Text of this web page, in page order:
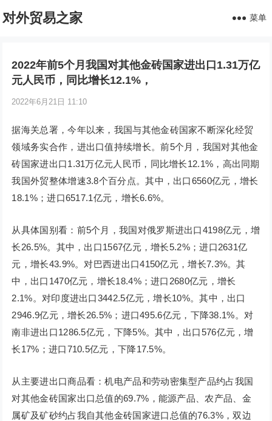
对外贸易之家 菜单
2022年前5个月我国对其他金砖国家进出口1.31万亿
元人民币，同比增长12.1%，
2022年6月21日 11:10
据海关总署，今年以来，我国与其他金砖国家不断深化经贸
领域务实合作，进出口值持续增长。前5个月，我国对其他金
砖国家进出口1.31万亿元人民币，同比增长12.1%，高出同期
我国外贸整体增速3.8个百分点。其中，出口6560亿元，增长
18.1%；进口6517.1亿元，增长6.6%。
从具体国别看：前5个月，我国对俄罗斯进出口4198亿元，增
长26.5%。其中，出口1567亿元，增长5.2%；进口2631亿
元，增长43.9%。对巴西进出口4150亿元，增长7.3%。其
中，出口1470亿元，增长18.4%；进口2680亿元，增长
2.1%。对印度进出口3442.5亿元，增长10%。其中，出口
2946.9亿元，增长26.5%；进口495.6亿元，下降38.1%。对
南非进出口1286.5亿元，下降5%。其中，出口576亿元，增
长17%；进口710.5亿元，下降17.5%。
从主要进出口商品看：机电产品和劳动密集型产品约占我国
对其他金砖国家出口总值的69.7%，能源产品、农产品、金
属矿及矿砂约占我自其他金砖国家进口总值的76.3%，双边